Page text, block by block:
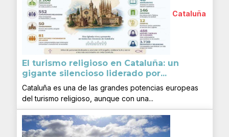
Cataluña
El turismo religioso en Cataluña: un
gigante silencioso liderado por...
Cataluña es una de las grandes potencias europeas
del turismo religioso, aunque con una...